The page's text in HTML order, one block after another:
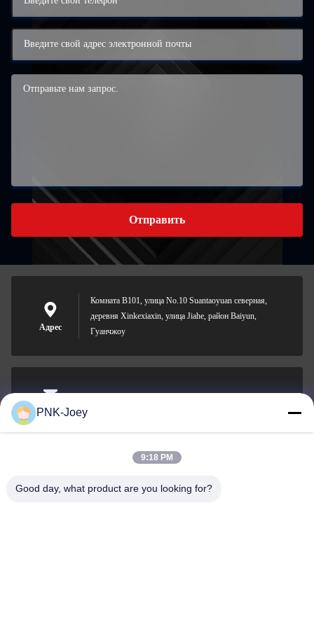
Отправить
Адрес
Комната B101, улица No.10 Suantaoyuan северная,
деревня Xinkexiaxin, улица Jiahe, район Baiyun,
Гуанчжоу
Электронная
008613580404923
PNK-Joey
9:18 PM
Good day, what product are you looking for?